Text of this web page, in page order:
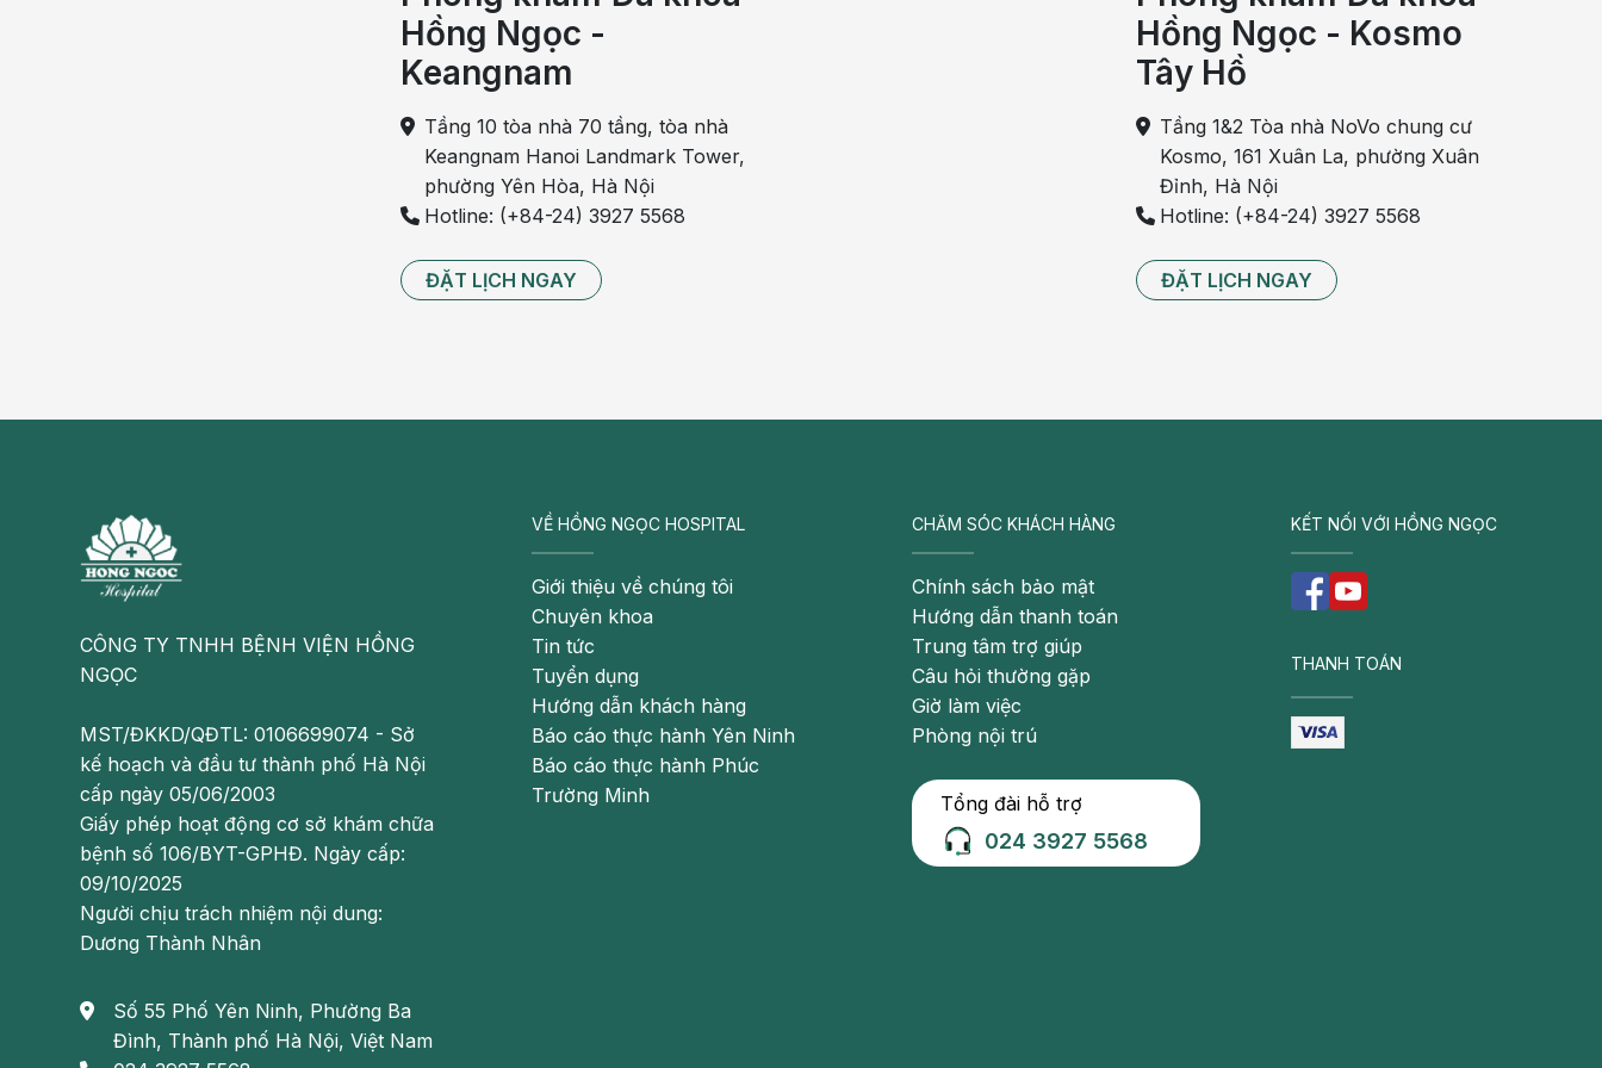
thuốc giúp làm giảm sự co bóp của cơ chóp bàng quang, làm giãn cơ và gia tăng dung tích bàng quang,
từ đó sẽ giúp cải thiện các triệu chứng của bệnh.
[TỔNG QUAN] Bàng quang tăng hoạt: Dấu hiệu, nguyên nhân và cách điều trị
Viêm bàng quang – Bàng quang tăng hoạt: Phát hiện sớm, điều trị kịp thời
Bàng quang: Vị trí, cấu tạo, chức năng của bàng quang
Trong trường hợp người bệnh kháng thuốc, sử dụng thuốc không đem lại hiệu quả thì bác sĩ sẽ cân nhắc
nhỏ hoặc bị rối loạn chức năng do độ giãn nở kém. Tuy nhiên đây là phương pháp xâm lấn nhiều, thời
gian hồi phục lâu nên cần cân nhắc kỹ lưỡng trước khi quyết định áp dụng.
Ngoài phẫu thuật, còn có các phương pháp can thiệp khác như kích thích thần kinh cùng. Với phương
pháp này, bác sĩ sẽ cấy dây điện cực và rễ thần kinh cùng S3 và nối với máy tạo nhịp để kích thích thần
kinh cùng điều hòa các phản xạ thần kinh chi phối cơ chóp bàng quang và cơ đáy chậu giúp giảm thiểu
tình trạng bàng quang co bóp quá mức gây buồn tiểu nhiều.
Hồng Ngọc -
Keangnam
Tầng 10 tòa nhà 70 tầng, tòa nhà
Keangnam Hanoi Landmark Tower,
phường Yên Hòa, Hà Nội
Hotline: (+84-24) 3927 5568
ĐẶT LỊCH NGAY
Hồng Ngọc - Kosmo
Tây Hồ
Tầng 1&2 Tòa nhà NoVo chung cư
Kosmo, 161 Xuân La, phường Xuân
Đỉnh, Hà Nội
Hotline: (+84-24) 3927 5568
ĐẶT LỊCH NGAY
CÔNG TY TNHH BỆNH VIỆN HỒNG
NGỌC
MST/ĐKKD/QĐTL: 0106699074 - Sở
kế hoạch và đầu tư thành phố Hà Nội
cấp ngày 05/06/2003
Giấy phép hoạt động cơ sở khám chữa
bệnh số 106/BYT-GPHĐ. Ngày cấp:
09/10/2025
Người chịu trách nhiệm nội dung:
Dương Thành Nhân
Số 55 Phố Yên Ninh, Phường Ba
Đình, Thành phố Hà Nội, Việt Nam
VỀ HỒNG NGỌC HOSPITAL
Giới thiệu về chúng tôi
Chuyên khoa
Tin tức
Tuyển dụng
Hướng dẫn khách hàng
Báo cáo thực hành Yên Ninh
Báo cáo thực hành Phúc
Trường Minh
CHĂM SÓC KHÁCH HÀNG
Chính sách bảo mật
Hướng dẫn thanh toán
Trung tâm trợ giúp
Câu hỏi thường gặp
Giờ làm việc
Phòng nội trú
Tổng đài hỗ trợ
024 3927 5568
KẾT NỐI VỚI HỒNG NGỌC
THANH TOÁN